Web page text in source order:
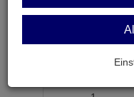
Axial-Lüfter